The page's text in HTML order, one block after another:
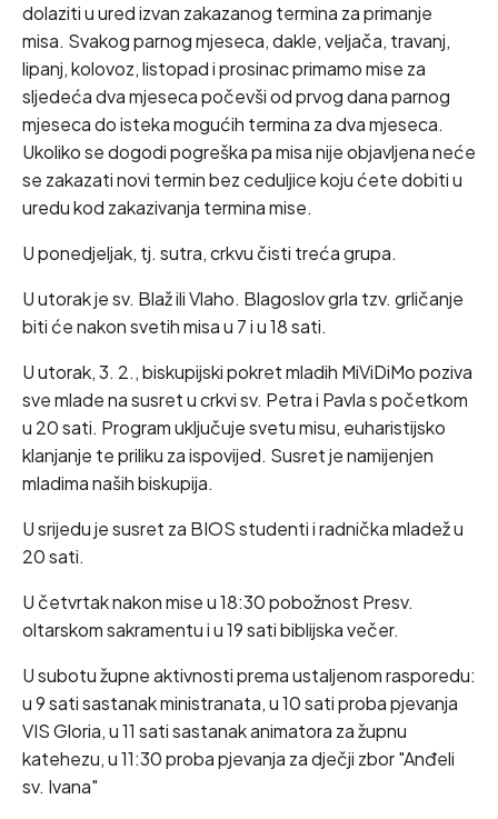
dolaziti u ured izvan zakazanog termina za primanje
misa. Svakog parnog mjeseca, dakle, veljača, travanj,
lipanj, kolovoz, listopad i prosinac primamo mise za
sljedeća dva mjeseca počevši od prvog dana parnog
mjeseca do isteka mogućih termina za dva mjeseca.
Ukoliko se dogodi pogreška pa misa nije objavljena neće
se zakazati novi termin bez ceduljice koju ćete dobiti u
uredu kod zakazivanja termina mise.
U ponedjeljak, tj. sutra, crkvu čisti treća grupa.
U utorak je sv. Blaž ili Vlaho. Blagoslov grla tzv. grličanje
biti će nakon svetih misa u 7 i u 18 sati.
U utorak, 3. 2., biskupijski pokret mladih MiViDiMo poziva
sve mlade na susret u crkvi sv. Petra i Pavla s početkom
u 20 sati. Program uključuje svetu misu, euharistijsko
klanjanje te priliku za ispovijed. Susret je namijenjen
mladima naših biskupija.
U srijedu je susret za BIOS studenti i radnička mladež u
20 sati.
U četvrtak nakon mise u 18:30 pobožnost Presv.
oltarskom sakramentu i u 19 sati biblijska večer.
U subotu župne aktivnosti prema ustaljenom rasporedu:
u 9 sati sastanak ministranata, u 10 sati proba pjevanja
VIS Gloria, u 11 sati sastanak animatora za župnu
katehezu, u 11:30 proba pjevanja za dječji zbor "Anđeli
sv. Ivana"